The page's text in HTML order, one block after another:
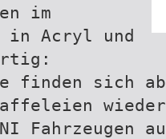
im
in Acryl und
finden sich
wieder
Fahrzeugen